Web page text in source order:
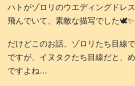
ハトがゾロリのウエディングドレ
飛んでいて、素敵な描写でした🕊️✨
だけどこのお話、ゾロリたち目線
ですが、イヌタクたち目線だと、
ですよね…